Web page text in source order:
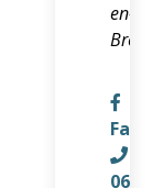
en-
Bresse
06